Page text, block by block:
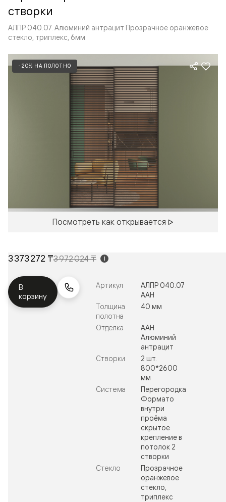
створки
АЛПР 040.07. Алюминий антрацит Прозрачное оранжевое
стекло, триплекс, 6мм
-20% НА ПОЛОТНО
Посмотреть как открывается
3 373 272 ₸3 972 024 ₸ i
В
корзину
Артикул
АЛПР 040.07
ААН
Толщина
полотна
40 мм
Отделка
ААН
Алюминий
антрацит
Створки
2 шт.
800*2600
мм
Система
Перегородка
Формато
внутри
проёма
скрытое
крепление в
потолок 2
створки
Стекло
Прозрачное
оранжевое
стекло,
триплекс